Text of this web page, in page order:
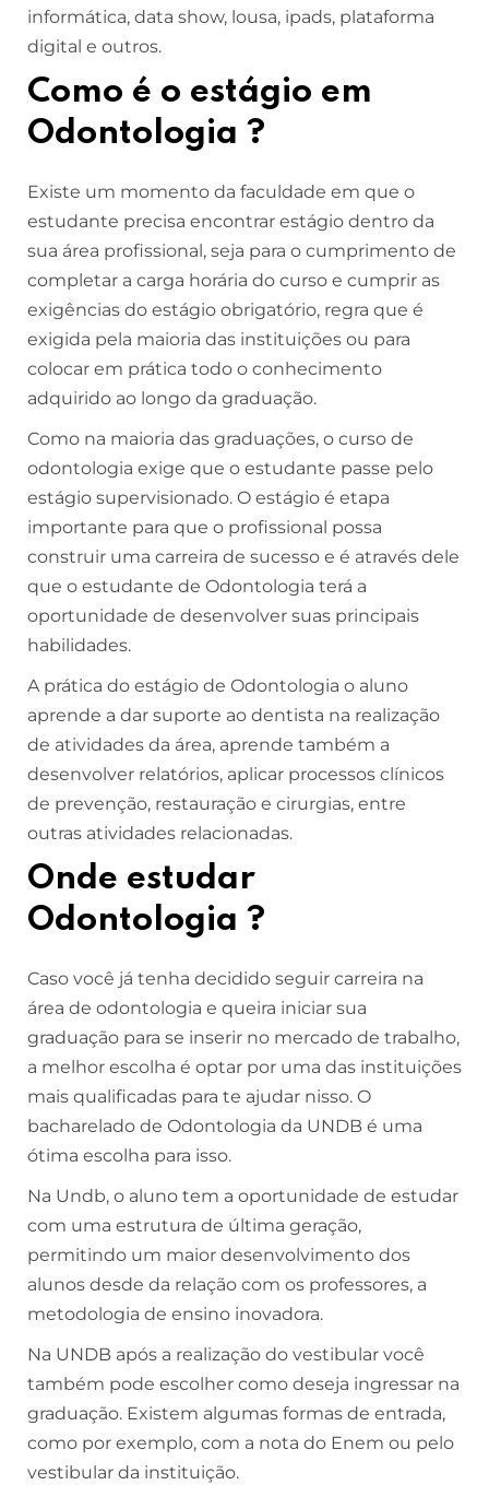
informática, data show, lousa, ipads, plataforma
digital e outros.
Como é o estágio em
Odontologia ?
Existe um momento da faculdade em que o
estudante precisa encontrar estágio dentro da
sua área profissional, seja para o cumprimento de
completar a carga horária do curso e cumprir as
exigências do estágio obrigatório, regra que é
exigida pela maioria das instituições ou para
colocar em prática todo o conhecimento
adquirido ao longo da graduação.
Como na maioria das graduações, o curso de
odontologia exige que o estudante passe pelo
estágio supervisionado. O estágio é etapa
importante para que o profissional possa
construir uma carreira de sucesso e é através dele
que o estudante de Odontologia terá a
oportunidade de desenvolver suas principais
habilidades.
A prática do estágio de Odontologia o aluno
aprende a dar suporte ao dentista na realização
de atividades da área, aprende também a
desenvolver relatórios, aplicar processos clínicos
de prevenção, restauração e cirurgias, entre
outras atividades relacionadas.
Onde estudar
Odontologia ?
Caso você já tenha decidido seguir carreira na
área de odontologia e queira iniciar sua
graduação para se inserir no mercado de trabalho,
a melhor escolha é optar por uma das instituições
mais qualificadas para te ajudar nisso. O
bacharelado de Odontologia da UNDB é uma
ótima escolha para isso.
Na Undb, o aluno tem a oportunidade de estudar
com uma estrutura de última geração,
permitindo um maior desenvolvimento dos
alunos desde da relação com os professores, a
metodologia de ensino inovadora.
Na UNDB após a realização do vestibular você
também pode escolher como deseja ingressar na
graduação. Existem algumas formas de entrada,
como por exemplo, com a nota do Enem ou pelo
vestibular da instituição.